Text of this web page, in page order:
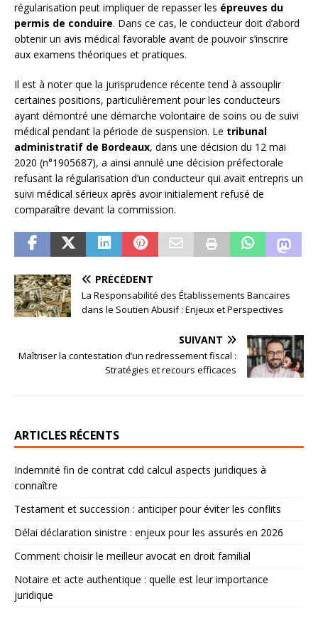
régularisation peut impliquer de repasser les épreuves du
permis de conduire. Dans ce cas, le conducteur doit d’abord
obtenir un avis médical favorable avant de pouvoir s’inscrire
aux examens théoriques et pratiques.
Il est à noter que la jurisprudence récente tend à assouplir
certaines positions, particulièrement pour les conducteurs
ayant démontré une démarche volontaire de soins ou de suivi
médical pendant la période de suspension. Le tribunal
administratif de Bordeaux, dans une décision du 12 mai
2020 (n°1905687), a ainsi annulé une décision préfectorale
refusant la régularisation d’un conducteur qui avait entrepris un
suivi médical sérieux après avoir initialement refusé de
comparaître devant la commission.
PRÉCÉDENT
La Responsabilité des Établissements Bancaires
dans le Soutien Abusif : Enjeux et Perspectives
SUIVANT
Maîtriser la contestation d’un redressement fiscal :
Stratégies et recours efficaces
ARTICLES RÉCENTS
Indemnité fin de contrat cdd calcul aspects juridiques à
connaître
Testament et succession : anticiper pour éviter les conflits
Délai déclaration sinistre : enjeux pour les assurés en 2026
Comment choisir le meilleur avocat en droit familial
Notaire et acte authentique : quelle est leur importance
juridique